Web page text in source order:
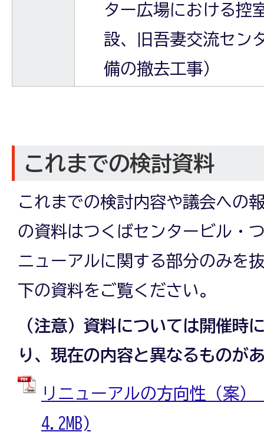
ター広場における控
設、旧吾妻交流セン
備の撤去工事）
これまでの検討資料
これまでの検討内容や議会への
の資料はつくばセンタービル・
ニューアルに関する部分のみを
下の資料をご覧ください。
（注意）資料については開催時
り、現在の内容と異なるものが
リニューアルの方向性（案）
4.2MB)